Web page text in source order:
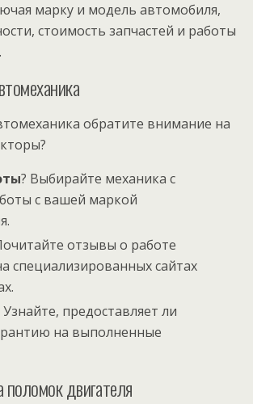
марку и модель автомобиля,
стоимость запчастей и работы
обратите внимание на
? Выбирайте механика с
с вашей маркой
отзывы о работе
специализированных сайтах
Узнайте, предоставляет ли
на выполненные
двигателя